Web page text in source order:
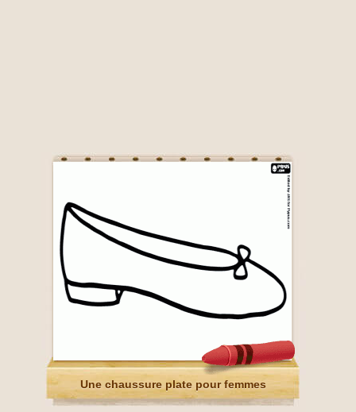
Une chaussure plate pour femmes